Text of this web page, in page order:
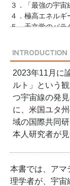
３．「最強の宇宙
４．極高エネル
５．天文学のパラ
2023年11月に
ルト」という
つ宇宙線の発
に、米国ユタ
域の国際共同
本人研究者が
本書では、アマ
理学者が、宇宙